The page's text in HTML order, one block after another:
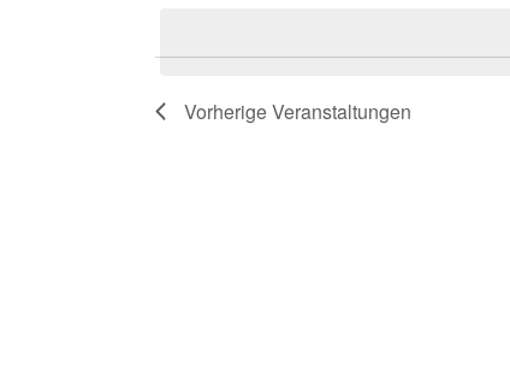
Navigation
VorherigeVeranstaltungen